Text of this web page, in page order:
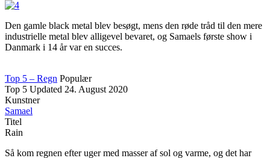
Den gamle black metal blev besøgt, mens den røde tråd til den mere
industrielle metal blev alligevel bevaret, og Samaels første show i
Danmark i 14 år var en succes.
Top 5 – Regn Populær
Top 5 Updated 24. August 2020
Kunstner
Samael
Titel
Rain
Så kom regnen efter uger med masser af sol og varme, og det har